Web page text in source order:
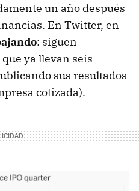
un año después
En Twitter, en
: siguen
ya llevan seis
sus resultados
cotizada).